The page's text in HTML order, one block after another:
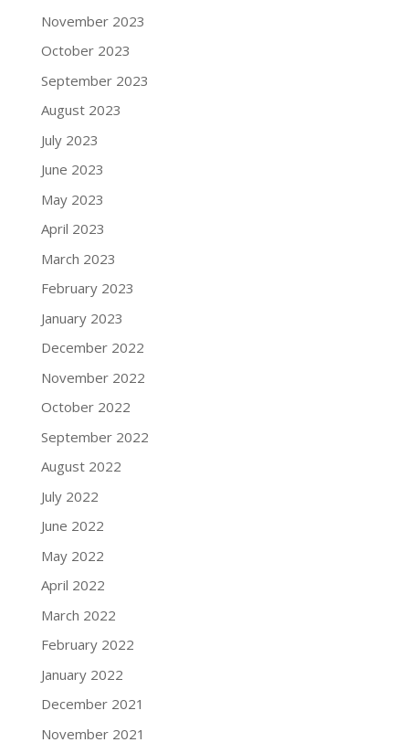
November 2023
October 2023
September 2023
August 2023
July 2023
June 2023
May 2023
April 2023
March 2023
February 2023
January 2023
December 2022
November 2022
October 2022
September 2022
August 2022
July 2022
June 2022
May 2022
April 2022
March 2022
February 2022
January 2022
December 2021
November 2021